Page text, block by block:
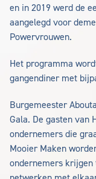
en in 2019 werd de
aangelegd voor
Powervrouwen.
Het programma
gangendiner met
Burgemeester
Gala. De gasten van
ondernemers die
Mooier Maken
ondernemers krijgen